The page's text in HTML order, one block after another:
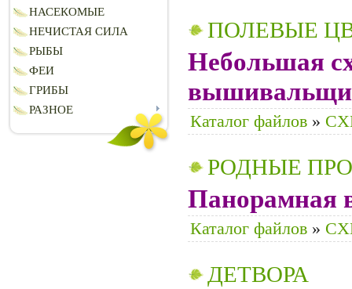
НАСЕКОМЫЕ
НЕЧИСТАЯ СИЛА
РЫБЫ
ФЕИ
ГРИБЫ
РАЗНОЕ
ПОЛЕВЫЕ
Небольшая
Каталог файлов »
РОДНЫЕ
Панорамная
Каталог файлов »
ДЕТВОРА